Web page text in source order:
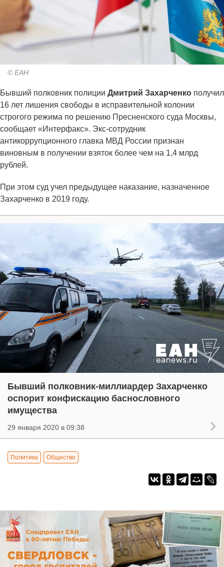
© ЕАН
Бывший полковник полиции Дмитрий Захарченко получил
16 лет лишения свободы в исправительной колонии
строгого режима по решению Пресненского суда Москвы,
сообщает «Интерфакс». Экс-сотрудник
антикоррупционного главка МВД России признан
виновным в получении взяток более чем на 1,4 млрд
рублей.
При этом суд учел предыдущее наказание, назначенное
Захарченко в 2019 году.
Бывший полковник-миллиардер Захарченко
оспорит конфискацию баснословного
имущества
29 января 2020 в 09:38
Политика Общество